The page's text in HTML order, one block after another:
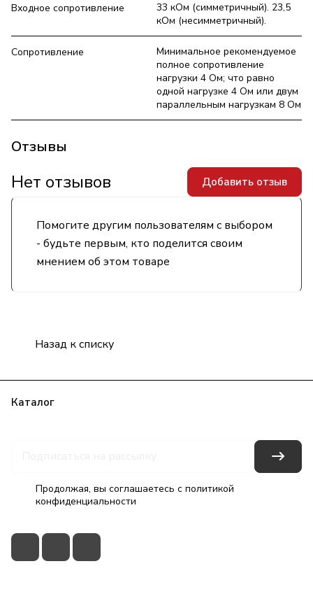
Входное сопротивление
33 кОм (симметричный). 23,5
кОм (несимметричный).
Сопротивление
Минимальное рекомендуемое
полное сопротивление
нагрузки 4 Ом; что равно
одной нагрузке 4 Ом или двум
параллельным нагрузкам 8 Ом
Отзывы
Помогите другим пользователям с выбором
- будьте первым, кто поделится своим
мнением об этом товаре
Нет отзывов Добавить отзыв
Назад к списку
Каталог
Продолжая, вы соглашаетесь с политикой
конфиденциальности